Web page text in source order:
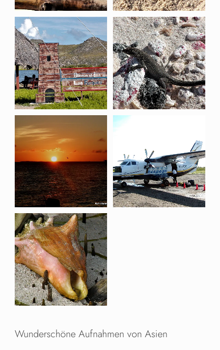
Wunderschöne Aufnahmen von Asien